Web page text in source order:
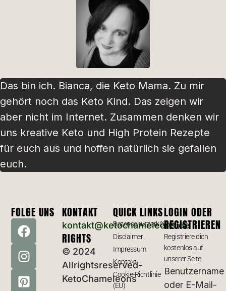
Das bin ich. Bianca, die Keto Mama. Zu mir
gehört noch das Keto Kind. Das zeigen wir
aber nicht im Internet. Zusammen denken wir
uns kreative Keto und High Protein Rezepte
für euch aus und hoffen natürlich sie gefallen
euch.
FOLGE UNS KONTAKT
kontakt@ketochameleons.de
RIGHTS
© 2024
Allrightsreserved-
KetoChameleons
QUICK LINKS
Datenschutzerklärung
Disclaimer
Impressum
Kontakt
Cookie-Richtlinie
(EU)
LOGIN ODER
REGISTRIEREN
Registriere dich
kostenlos auf
unserer Seite
Benutzername
oder E-Mail-